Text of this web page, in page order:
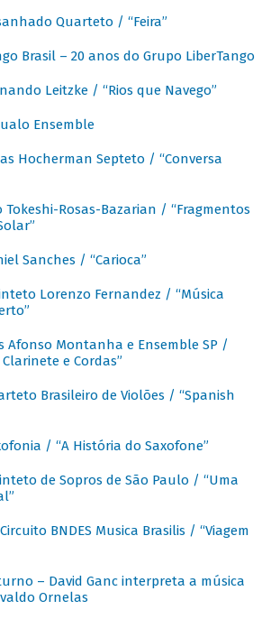
Quarteto / “Feira”
Brasil – 20 anos do Grupo LiberTango
Leitzke / “Rios que Navego”
Ensemble
Hocherman Septeto / “Conversa
Tokeshi-Rosas-Bazarian / “Fragmentos
Sanches / “Carioca”
Lorenzo Fernandez / “Música
Afonso Montanha e Ensemble SP /
e Cordas”
Brasileiro de Violões / “Spanish
/ “A História do Saxofone”
de Sopros de São Paulo / “Uma
BNDES Musica Brasilis / “Viagem
– David Ganc interpreta a música
Ornelas